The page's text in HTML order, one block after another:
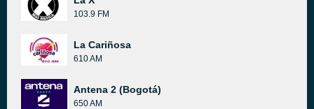
103.9 FM
La Cariñosa
610 AM
Antena 2 (Bogotá)
650 AM